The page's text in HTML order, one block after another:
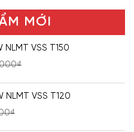
MỚI
VSS T150
₫
VSS T120
₫